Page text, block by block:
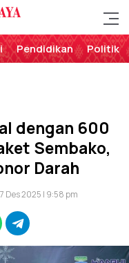
Pendidikan Politik
dengan 600
Sembako,
Darah
Des 2025 | 9:58 pm